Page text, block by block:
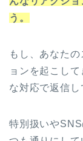
う。
もし、あなた
ョンを起こし
な対応で返信し
特別扱いや